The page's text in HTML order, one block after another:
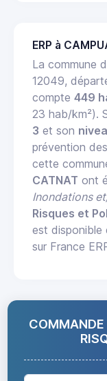
ERP à
La commune
12049,
compte 449
23 hab/km²).
3 et son
prévention
cette
CATNAT ont
Inondations
Risques et
est disponible
sur France
COMMANDE